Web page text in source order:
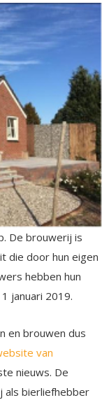
De brouwerij is
die door hun eigen
hebben hun
januari 2019.
en brouwen dus
van
nieuws. De
als bierliefhebber